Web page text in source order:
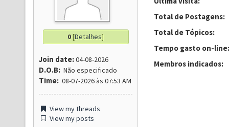
0[Detalhes]
Join date:04-08-2026
D.O.B: Não especificado
Time: 08-07-2026 às 07:53 AM
View my threads
View my posts
Total de Postagens:
Total de Tópicos:
Tempo gasto on-line:
Membros indicados: